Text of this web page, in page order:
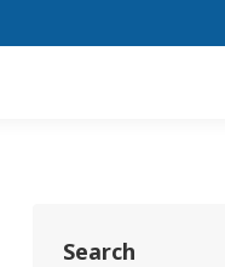
Search